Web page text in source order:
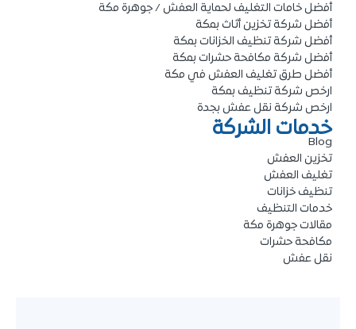
أفضل خامات التغليف لحماية العفش / جوهرة مكة
أفضل شركة تخزين أثاث بمكة
أفضل شركة تنظيف الخزانات بمكة
أفضل شركة مكافحة حشرات بمكة
أفضل طرق تغليف العفش في مكة
ارخص شركة تنظيف بمكة
ارخص شركة نقل عفش بجدة
خدمات الشركة
Blog
تخزين العفش
تغليف العفش
تنظيف خزانات
خدمات التنظيف
مقالات جوهرة مكة
مكافحة حشرات
نقل عفش